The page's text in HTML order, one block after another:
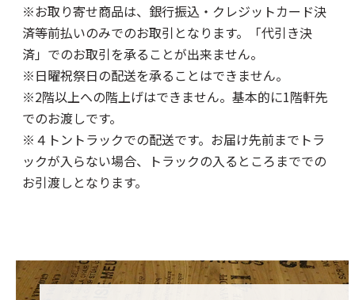
※お取り寄せ商品は、銀行振込・クレジットカード決
済等前払いのみでのお取引となります。「代引き決
済」でのお取引を承ることが出来ません。
※日曜祝祭日の配送を承ることはできません。
※2階以上への階上げはできません。基本的に1階軒先
でのお渡しです。
※４トントラックでの配送です。お届け先前までトラ
ックが入らない場合、トラックの入るところまででの
お引渡しとなります。